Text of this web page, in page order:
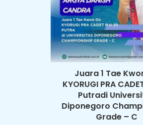
Juara 1 Tae
KYORUGI PRA
Putradi
Diponegoro
Grade – C